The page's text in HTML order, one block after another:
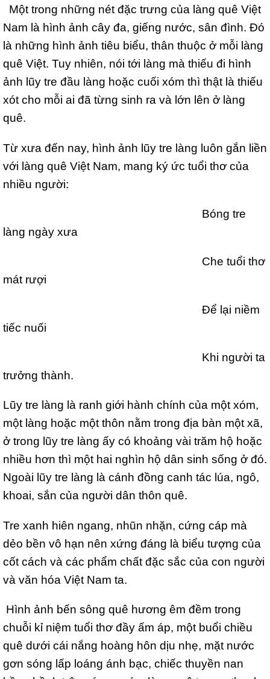
Một trong những nét đặc trưng của làng quê Việt
Nam là hình ảnh cây đa, giếng nước, sân đình. Đó
là những hình ảnh tiêu biểu, thân thuộc ở mỗi làng
quê Việt. Tuy nhiên, nói tới làng mà thiếu đi hình
ảnh lũy tre đầu làng hoặc cuối xóm thì thật là thiếu
xót cho mỗi ai đã từng sinh ra và lớn lên ở làng
quê.
Từ xưa đến nay, hình ảnh lũy tre làng luôn gắn liền
với làng quê Việt Nam, mang ký ức tuổi thơ của
nhiều người:
Bóng tre
làng ngày xưa
Che tuổi thơ
mát rượi
Để lại niềm
tiếc nuối
Khi người ta
trưởng thành.
Lũy tre làng là ranh giới hành chính của một xóm,
một làng hoặc một thôn nằm trong địa bàn một xã,
ở trong lũy tre làng ấy có khoảng vài trăm hộ hoặc
nhiều hơn thì một hai nghìn hộ dân sinh sống ở đó.
Ngoài lũy tre làng là cánh đồng canh tác lúa, ngô,
khoai, sắn của người dân thôn quê.
Tre xanh hiên ngang, nhũn nhặn, cứng cáp mà
dẻo bền vô hạn nên xứng đáng là biểu tượng của
cốt cách và các phẩm chất đặc sắc của con người
và văn hóa Việt Nam ta.
Hình ảnh bến sông quê hương êm đềm trong
chuỗi kỉ niệm tuổi thơ đầy ấm áp, một buổi chiều
quê dưới cái nắng hoàng hôn dịu nhẹ, mặt nước
gơn sóng lấp loáng ánh bạc, chiếc thuyền nan